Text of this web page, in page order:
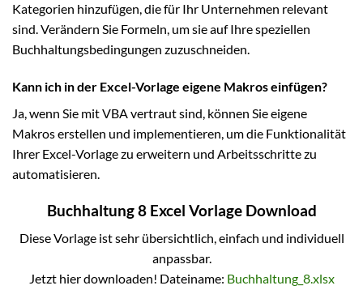
Kategorien hinzufügen, die für Ihr Unternehmen relevant
sind. Verändern Sie Formeln, um sie auf Ihre speziellen
Buchhaltungsbedingungen zuzuschneiden.
Kann ich in der Excel-Vorlage eigene Makros einfügen?
Ja, wenn Sie mit VBA vertraut sind, können Sie eigene
Makros erstellen und implementieren, um die Funktionalität
Ihrer Excel-Vorlage zu erweitern und Arbeitsschritte zu
automatisieren.
Buchhaltung 8 Excel Vorlage Download
Diese Vorlage ist sehr übersichtlich, einfach und individuell
anpassbar.
Jetzt hier downloaden! Dateiname: Buchhaltung_8.xlsx